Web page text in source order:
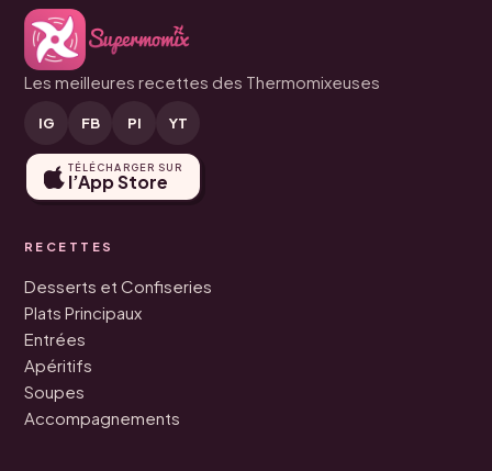
Les meilleures recettes des Thermomixeuses
IG FB PI YT
TÉLÉCHARGER SUR
l’App Store
RECETTES
Desserts et Confiseries
Plats Principaux
Entrées
Apéritifs
Soupes
Accompagnements